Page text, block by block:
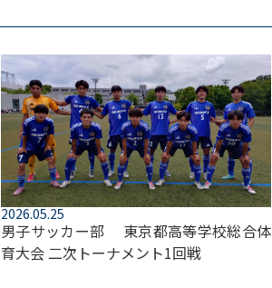
2026.05.25
男子サッカー部 東京都高等学校総合体
育大会 二次トーナメント1回戦